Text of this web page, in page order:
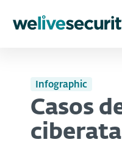
Infographic
Casos